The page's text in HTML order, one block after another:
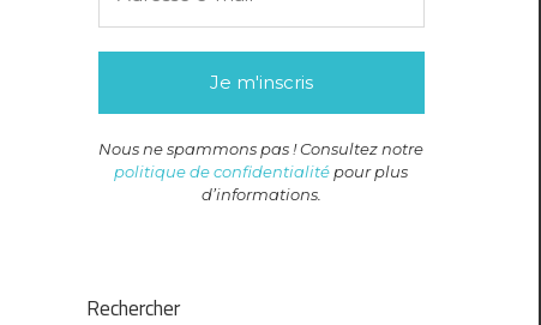
Nous ne spammons pas ! Consultez notre
politique de confidentialité pour plus
d’informations.
Rechercher